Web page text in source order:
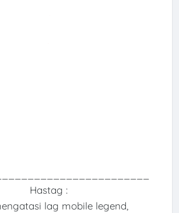
Hastag :
lag mobile legend,